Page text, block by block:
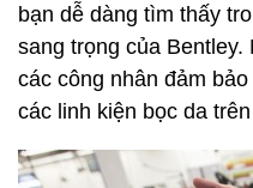
bạn dễ dàng tìm thấy
sang trọng của
các công nhân đảm
các linh kiện bọc da